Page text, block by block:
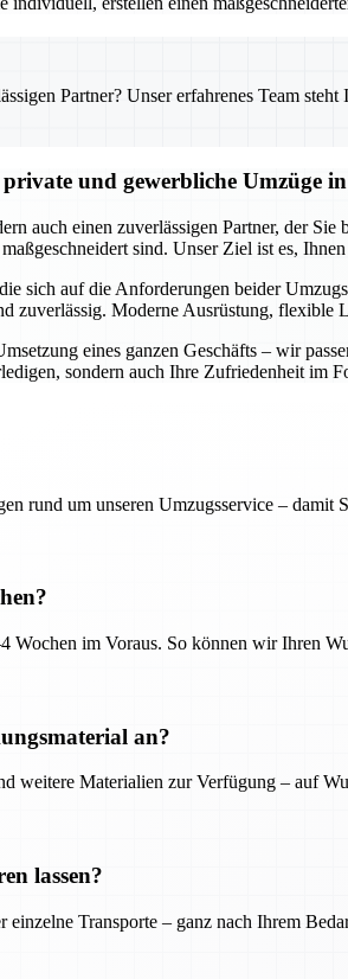
Partner? Unser erfahrenes Team
und gewerbliche Umzüge
auch einen zuverlässigen Partner, der
sind. Unser Ziel ist es,
sich auf die Anforderungen beider
zuverlässig. Moderne Ausrüstung,
eines ganzen Geschäfts – wir
sondern auch Ihre Zufriedenheit im
rund um unseren Umzugsservice – damit
Wochen im Voraus. So können wir Ihren
an?
weitere Materialien zur Verfügung – auf
lassen?
Transporte – ganz nach Ihrem